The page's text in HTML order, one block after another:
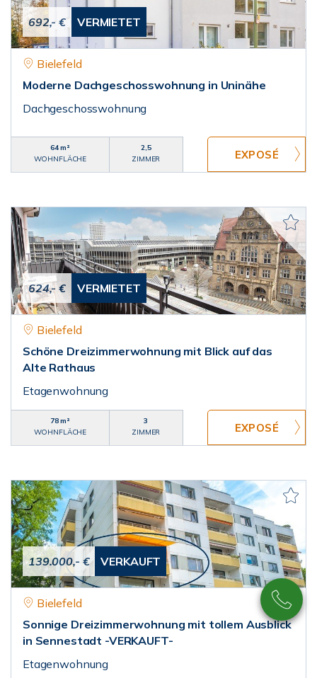
692,- € VERMIETET
Bielefeld
Moderne Dachgeschosswohnung in Uninähe
Dachgeschosswohnung
64 m²
WOHNFLÄCHE
2,5
ZIMMER
624,- € VERMIETET
Bielefeld
Schöne Dreizimmerwohnung mit Blick auf das
Alte Rathaus
Etagenwohnung
78 m²
WOHNFLÄCHE
3
ZIMMER
139.000,- € VERKAUFT
Bielefeld
Sonnige Dreizimmerwohnung mit tollem Ausblick
in Sennestadt -VERKAUFT-
Etagenwohnung